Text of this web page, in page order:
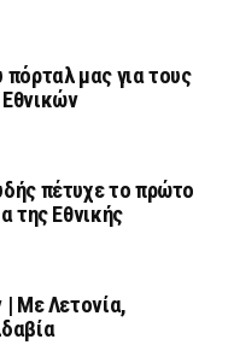
πόρταλ μας για τους
πέτυχε το πρώτο
της Εθνικής
Mε Λετονία,